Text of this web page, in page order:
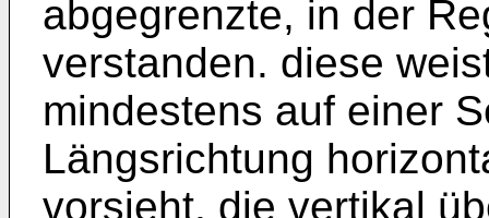
abgegrenzte, in der
verstanden. diese
mindestens auf einer
Längsrichtung
vorsieht, die vertikal